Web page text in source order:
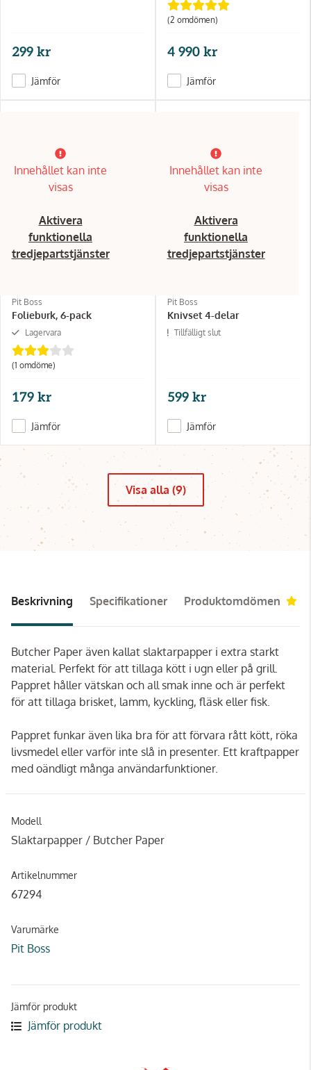
299 kr
Jämför
(2 omdömen)
4 990 kr
Jämför
Innehållet kan inte
visas
Aktivera
funktionella
tredjepartstjänster
Pit Boss
Folieburk, 6-pack
Lagervara
(1 omdöme)
179 kr
Jämför
Innehållet kan inte
visas
Aktivera
funktionella
tredjepartstjänster
Pit Boss
Knivset 4-delar
Tillfälligt slut
599 kr
Jämför
Visa alla (9)
Beskrivning Specifikationer Produktomdömen
Butcher Paper även kallat slaktarpapper i extra starkt
material. Perfekt för att tillaga kött i ugn eller på grill.
Pappret håller vätskan och all smak inne och är perfekt
för att tillaga brisket, lamm, kyckling, fläsk eller fisk.
Pappret funkar även lika bra för att förvara rått kött, röka
livsmedel eller varför inte slå in presenter. Ett kraftpapper
med oändligt många användarfunktioner.
Modell
Slaktarpapper / Butcher Paper
Artikelnummer
67294
Varumärke
Pit Boss
Jämför produkt
Jämför produkt